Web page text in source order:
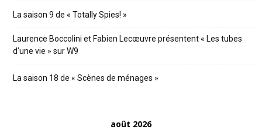
La saison 9 de « Totally Spies! »
Laurence Boccolini et Fabien Lecœuvre présentent « Les tubes
d’une vie » sur W9
La saison 18 de « Scènes de ménages »
août 2026